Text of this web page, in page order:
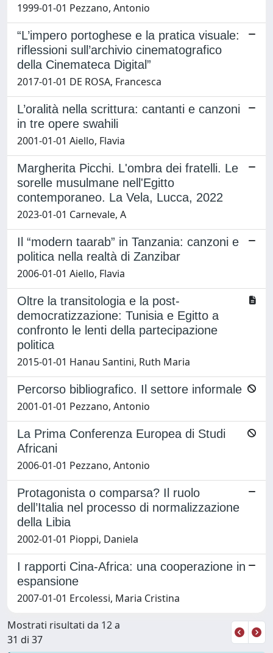
1999-01-01 Pezzano, Antonio
“L’impero portoghese e la pratica visuale:
riflessioni sull’archivio cinematografico
della Cinemateca Digital”
2017-01-01 DE ROSA, Francesca
L’oralità nella scrittura: cantanti e canzoni
in tre opere swahili
2001-01-01 Aiello, Flavia
Margherita Picchi. L'ombra dei fratelli. Le
sorelle musulmane nell'Egitto
contemporaneo. La Vela, Lucca, 2022
2023-01-01 Carnevale, A
Il “modern taarab” in Tanzania: canzoni e
politica nella realtà di Zanzibar
2006-01-01 Aiello, Flavia
Oltre la transitologia e la post-
democratizzazione: Tunisia e Egitto a
confronto le lenti della partecipazione
politica
2015-01-01 Hanau Santini, Ruth Maria
Percorso bibliografico. Il settore informale
2001-01-01 Pezzano, Antonio
La Prima Conferenza Europea di Studi
Africani
2006-01-01 Pezzano, Antonio
Protagonista o comparsa? Il ruolo
dell’Italia nel processo di normalizzazione
della Libia
2002-01-01 Pioppi, Daniela
I rapporti Cina-Africa: una cooperazione in
espansione
2007-01-01 Ercolessi, Maria Cristina
Mostrati risultati da 12 a
31 di 37